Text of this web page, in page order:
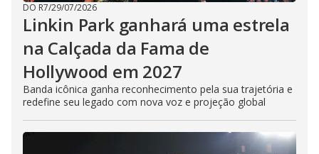
DO R7/29/07/2026
Linkin Park ganhará uma estrela
na Calçada da Fama de
Hollywood em 2027
Banda icônica ganha reconhecimento pela sua trajetória e
redefine seu legado com nova voz e projeção global